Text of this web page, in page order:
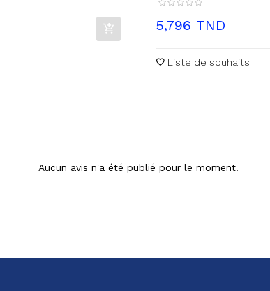
Prix
5,796 TND
Liste de souhaits
Aucun avis n'a été publié pour le moment.